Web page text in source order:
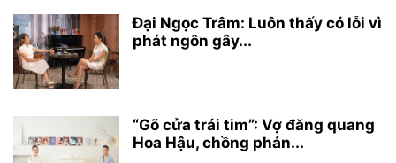
Đại Ngọc Trâm: Luôn thấy có lỗi vì
phát ngôn gây...
“Gõ cửa trái tim”: Vợ đăng quang
Hoa Hậu, chồng phản...